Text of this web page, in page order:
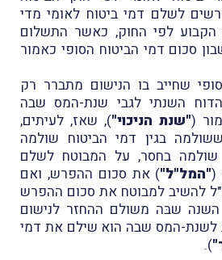
לשלם דמי ביטוח לאומי מדי
הקבוע לפי החוק, כאשר התשלום
סכום דמי הביטוח הסופי כאמור
שחייב בו הנישום מתברר רק
השנתי לגבי שנת-המס שבה
("שנת הניכוי"), שאז, לעיתים,
בגין דמי הביטוח שולמה
בחסר, על המבוטח לשלם
("המל"ל") את סכום ההפרש, ואם
להשיב למבוטח את סכום ההפרש
שבּה משולם ההחזר לנישום
לשנת-המס שבה הוא שילם את דמי
).